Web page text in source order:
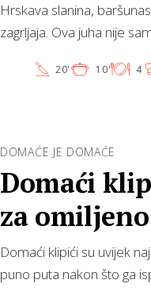
Hrskava slanina,
zagrljaja. Ova juha nije
20' 10' 4
DOMAĆE JE DOMAĆE
Domaći
za
Domaći klipići su uvijek
puno puta nakon što ga